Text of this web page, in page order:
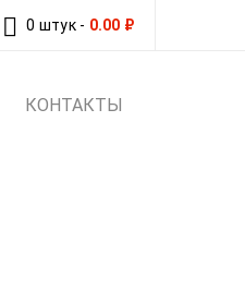
0 штук - 0.00 ₽
КОНТАКТЫ